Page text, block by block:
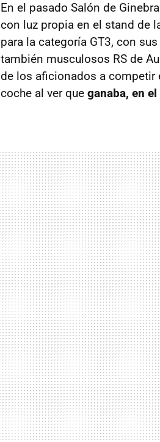
En el pasado Salón de
con luz propia en el stand de
para la categoría GT3, con
también musculosos RS de
de los aficionados a competir
coche al ver que ganaba, en